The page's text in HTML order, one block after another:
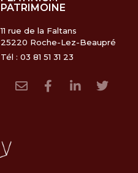
PATRIMOINE
11 rue de la Faltans
25220 Roche-Lez-Beaupré
Tél : 03 81 51 31 23